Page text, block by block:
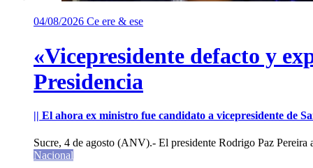
04/08/2026 Ce ere & ese
«Vicepresidente defacto y
Presidencia
|| El ahora ex ministro fue candidato a vicepresidente de
Sucre, 4 de agosto (ANV).- El presidente Rodrigo Paz Pereira
Nacional